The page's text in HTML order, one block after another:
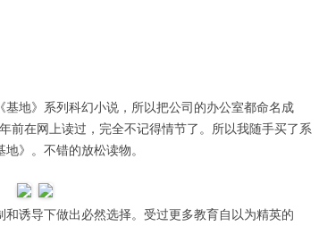
地》系列科幻小说，所以把公司的办公室都命名成
前在网上读过，完全不记得情节了。所以我随手买了系
》。不错的放松读物。
诱导下做出必然选择。受过更多教育自以为精英的